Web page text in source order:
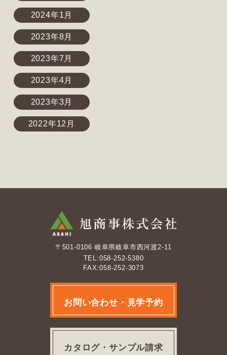
2024年1月
2023年8月
2023年7月
2023年4月
2023年3月
2022年12月
〒501-0106 岐阜県岐阜市西河渡2-11
TEL:058-252-5380
FAX:058-252-3073
お問い合わせ・見学予約
カタログ・サンプル請求